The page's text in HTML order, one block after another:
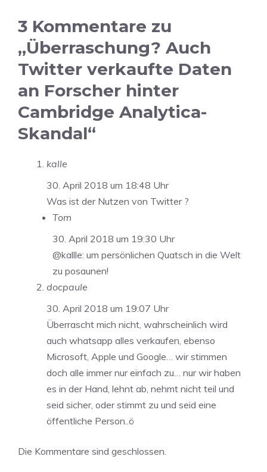
3 Kommentare zu
„Überraschung? Auch
Twitter verkaufte Daten
an Forscher hinter
Cambridge Analytica-
Skandal“
kalle
30. April 2018 um 18:48 Uhr
Was ist der Nutzen von Twitter ?
Tom
30. April 2018 um 19:30 Uhr
@kallle: um persönlichen Quatsch in die Welt
zu posaunen!
docpaule
30. April 2018 um 19:07 Uhr
Überrascht mich nicht, wahrscheinlich wird
auch whatsapp alles verkaufen, ebenso
Microsoft, Apple und Google… wir stimmen
doch alle immer nur einfach zu… nur wir haben
es in der Hand, lehnt ab, nehmt nicht teil und
seid sicher, oder stimmt zu und seid eine
öffentliche Person..ö
Die Kommentare sind geschlossen.